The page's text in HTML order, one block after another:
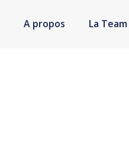
A propos La Team